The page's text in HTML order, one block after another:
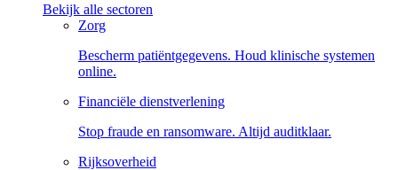
Bekijk alle sectoren
Zorg
Bescherm patiëntgegevens. Houd klinische systemen
online.
Financiële dienstverlening
Stop fraude en ransomware. Altijd auditklaar.
Rijksoverheid